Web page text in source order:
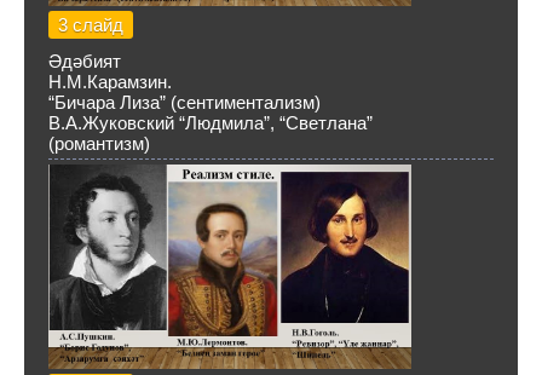
3 слайд
Әдәбият
Н.М.Карамзин.
“Бичара Лиза” (сентиментализм)
В.А.Жуковский “Людмила”, “Светлана”
(романтизм)